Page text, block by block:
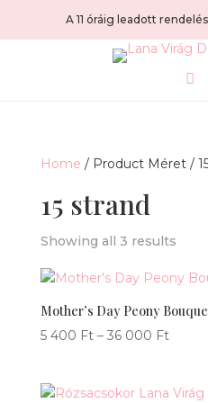
A 11 óráig leadott
Home / Product Méret /
15 strand
Showing all 3 results
Mother’s Day Peony
5 400 Ft – 36 000 FtPrice
400